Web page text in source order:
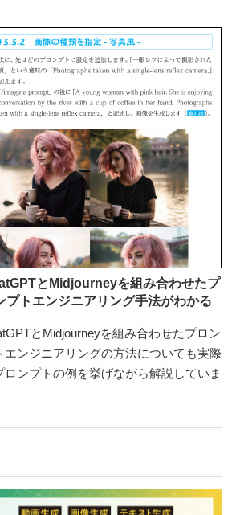
とMidjourneyを組み合わせたプ
プトエンジニアリング手法がわかる
とMidjourneyを組み合わせたプロン
エンジニアリングの方法についても実際
ロンプトの例を挙げながら解説していま